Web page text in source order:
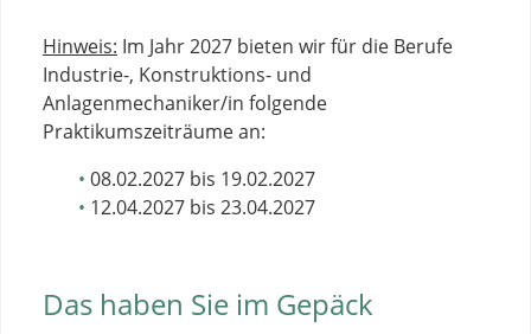
Hinweis: Im Jahr 2027 bieten wir für die Berufe
Industrie-, Konstruktions- und
Anlagenmechaniker/in folgende
Praktikumszeiträume an:
08.02.2027 bis 19.02.2027
12.04.2027 bis 23.04.2027
Das haben Sie im Gepäck